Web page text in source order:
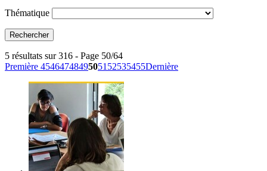
Thématique
5 résultats sur 316 - Page 50/64
Première 45464748495051 52535455Dernière